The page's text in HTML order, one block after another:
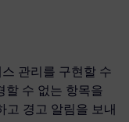
관리를 구현할 수
할 수 없는 항목을
고 경고 알림을 보내